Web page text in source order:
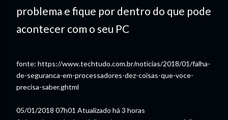
problema e fique por dentro do que pode
acontecer com o seu PC
fonte: https://www.techtudo.com.br/noticias/2018/01/falha-
de-seguranca-em-processadores-dez-coisas-que-voce-
precisa-saber.ghtml
05/01/2018 07h01 Atualizado há 3 horas